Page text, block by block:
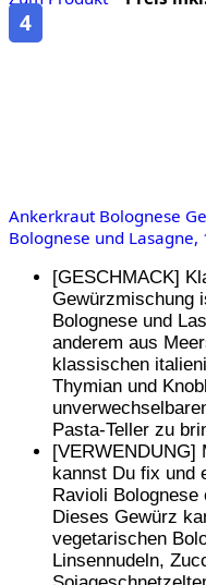
4
Ankerkraut Bolognese
Bolognese und
[GESCHMACK]
Gewürzmischung
Bolognese und
anderem aus
klassischen
Thymian und
Pasta-Teller zu
[VERWENDUNG]
kannst Du fix und
Ravioli Bolognese
Dieses Gewürz
vegetarischen
Linsennudeln,